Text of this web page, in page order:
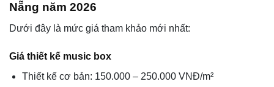
Nẵng năm 2026
Dưới đây là mức giá tham khảo mới nhất:
Giá thiết kế music box
Thiết kế cơ bản: 150.000 – 250.000 VNĐ/m²